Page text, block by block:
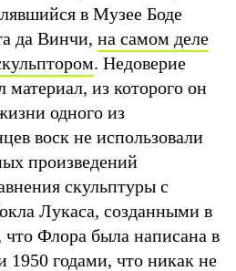
в Музее Боде
да Винчи, на самом деле
. Недоверие
материал, из которого он
одного из
воск не использовали
произведений
скульптуры с
Лукаса, созданными в
что Флора была написана в
1950 годами, что никак не